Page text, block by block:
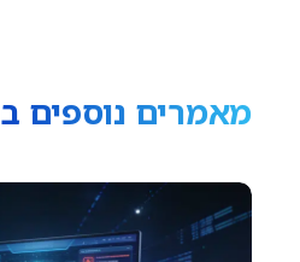
מאמרים נוספים